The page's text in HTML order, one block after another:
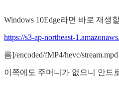
Windows 10Edge라면 바로 재생
https://s3-ap-northeast-
름]/encoded/fMP4/hevc/stream.mpd
이쪽에도 주머니가 없으니 안드